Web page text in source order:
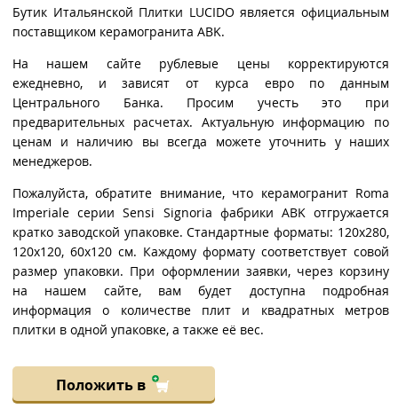
Бутик Итальянской Плитки LUCIDO является официальным
поставщиком керамогранита ABK.
На нашем сайте рублевые цены корректируются
ежедневно, и зависят от курса евро по данным
Центрального Банка. Просим учесть это при
предварительных расчетах. Актуальную информацию по
ценам и наличию вы всегда можете уточнить у наших
менеджеров.
Пожалуйста, обратите внимание, что керамогранит Roma
Imperiale серии Sensi Signoria фабрики ABK отгружается
кратко заводской упаковке. Стандартные форматы: 120x280,
120x120, 60x120 см. Каждому формату соответствует совой
размер упаковки. При оформлении заявки, через корзину
на нашем сайте, вам будет доступна подробная
информация о количестве плит и квадратных метров
плитки в одной упаковке, а также её вес.
Положить в